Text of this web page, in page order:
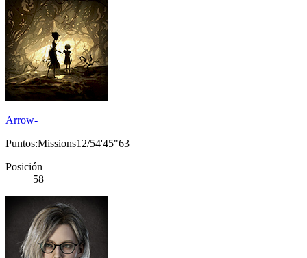
Arrow-
Puntos:Missions12/54'45"63
Posición
58